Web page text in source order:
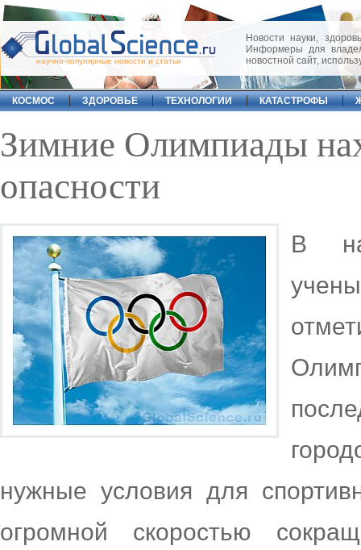
научно-популярные новости и статьи
Новости науки,
Информеры для
новостной сайт,
КОСМОС ЗДОРОВЬЕ ТЕХНОЛОГИИ КАТАСТРОФЫ
Зимние Олимпиады
опасности
В
нужные условия для
огромной скоростью